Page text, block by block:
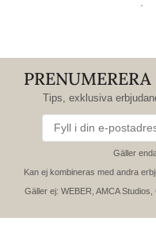
Tips, exklusiva
Gäller
Kan ej kombineras med andra
Gäller ej: WEBER, AMCA